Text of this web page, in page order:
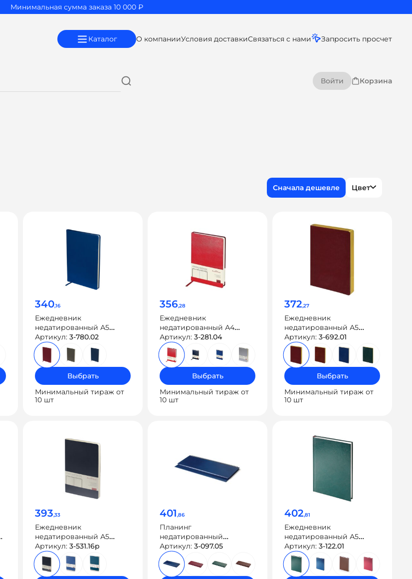
Минимальная сумма заказа 10 000 ₽
Каталог О компанииУсловия доставкиСвязаться с нами Запросить просчет
Войти Корзина
Цвет
340,16
Ежедневник
недатированный А5
«Megapolis Velvet New»
Артикул: 3-780.02
Выбрать
Минимальный тираж от
10 шт
356,28
Ежедневник
недатированный А4
«Megapolis»
Артикул: 3-281.04
Выбрать
Минимальный тираж от
10 шт
372,27
Ежедневник
недатированный А5
«Megapolis Nebraska Flex»
Артикул: 3-692.01
Выбрать
Минимальный тираж от
10 шт
393,33
Ежедневник
недатированный А5
«Megapolis Flex»
Артикул: 3-531.16p
401,86
Планинг
недатированный
«Бумвинил»
Артикул: 3-097.05
402,81
Ежедневник
недатированный А5
«Ideal New»
Артикул: 3-122.01